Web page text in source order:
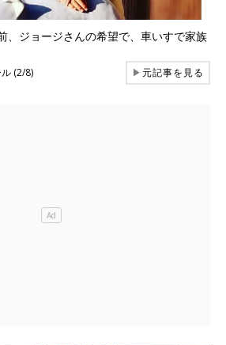
、ジョージさんの希望で、車いすで家族
(2/8) ▶元記事を見る